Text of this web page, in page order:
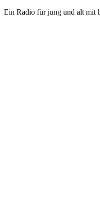
Ein Radio für jung und alt mit